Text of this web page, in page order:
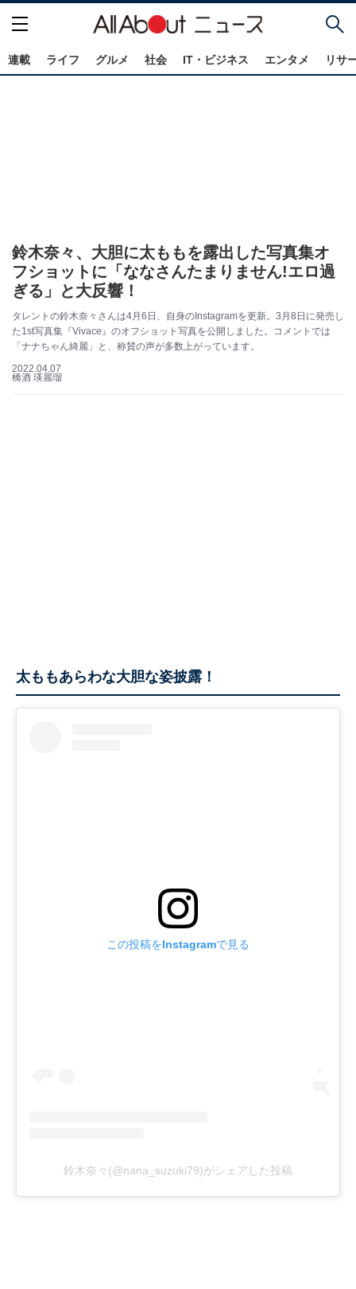
連載 ライフ グルメ 社会 IT・ビジネス エンタメ リサ
鈴木奈々、大胆に太ももを露出した写真集オ
フショットに「ななさんたまりません!エロ過
ぎる」と大反響！
タレントの鈴木奈々さんは4月6日、自身のInstagramを更新。3月8日に発売し
た1st写真集『Vivace』のオフショット写真を公開しました。コメントでは
「ナナちゃん綺麗」と、称賛の声が多数上がっています。
2022.04.07
橋酒 瑛麗瑠
太ももあらわな大胆な姿披露！
この投稿をInstagramで見る
鈴木奈々(@nana_suzuki79)がシェアした投稿